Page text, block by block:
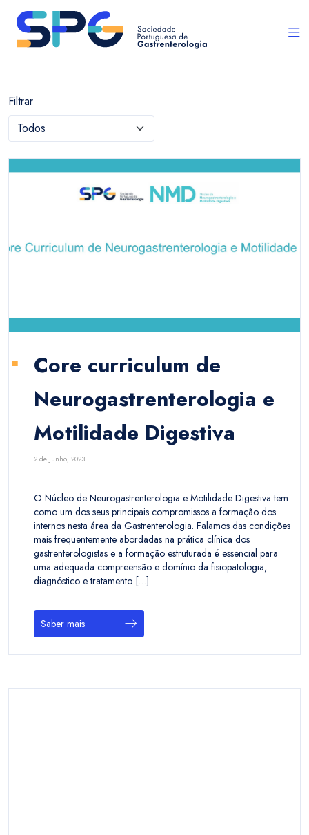
Filtrar
Core curriculum de
Neurogastrenterologia e
Motilidade Digestiva
2 de Junho, 2023
O Núcleo de Neurogastrenterologia e Motilidade Digestiva tem
como um dos seus principais compromissos a formação dos
internos nesta área da Gastrenterologia. Falamos das condições
mais frequentemente abordadas na prática clínica dos
gastrenterologistas e a formação estruturada é essencial para
uma adequada compreensão e domínio da fisiopatologia,
diagnóstico e tratamento […]
Saber mais